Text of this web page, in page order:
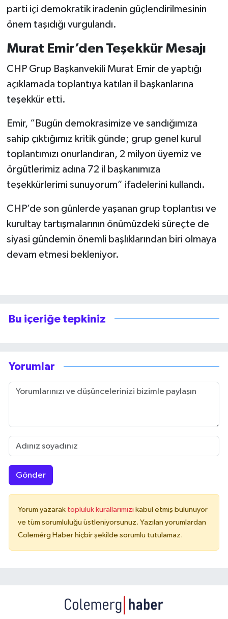
parti içi demokratik iradenin güçlendirilmesinin
önem taşıdığı vurgulandı.
Murat Emir’den Teşekkür Mesajı
CHP Grup Başkanvekili Murat Emir de yaptığı
açıklamada toplantıya katılan il başkanlarına
teşekkür etti.
Emir, “Bugün demokrasimize ve sandığımıza
sahip çıktığımız kritik günde; grup genel kurul
toplantımızı onurlandıran, 2 milyon üyemiz ve
örgütlerimiz adına 72 il başkanımıza
teşekkürlerimi sunuyorum” ifadelerini kullandı.
CHP’de son günlerde yaşanan grup toplantısı ve
kurultay tartışmalarının önümüzdeki süreçte de
siyasi gündemin önemli başlıklarından biri olmaya
devam etmesi bekleniyor.
Bu içeriğe tepkiniz
Yorumlar
Gönder
Yorum yazarak topluluk kurallarımızı kabul etmiş bulunuyor
ve tüm sorumluluğu üstleniyorsunuz. Yazılan yorumlardan
Colemérg Haber hiçbir şekilde sorumlu tutulamaz.